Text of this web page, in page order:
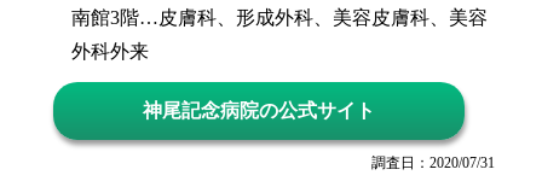
南館3階…皮膚科、形成外科、美容皮膚科、美容
外科外来
神尾記念病院の公式サイト
調査日：2020/07/31